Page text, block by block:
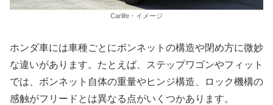
Carlife・イメージ
ホンダ車には車種ごとにボンネットの構造や閉め方に微妙
な違いがあります。たとえば、ステップワゴンやフィット
では、ボンネット自体の重量やヒンジ構造、ロック機構の
感触がフリードとは異なる点がいくつかあります。